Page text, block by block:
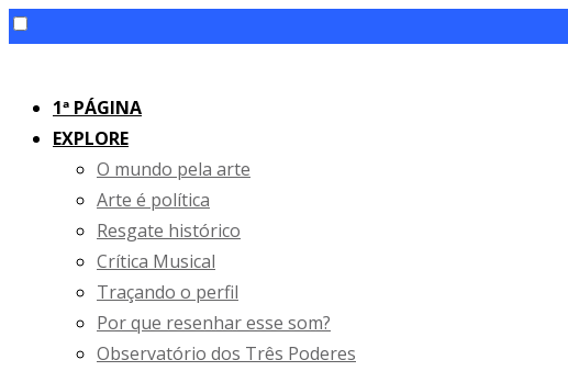
content1ª PÁGINA
EXPLORE
O mundo pela arte
Arte é política
Resgate histórico
Crítica Musical
Traçando o perfil
Por que resenhar esse som?
Observatório dos Três Poderes